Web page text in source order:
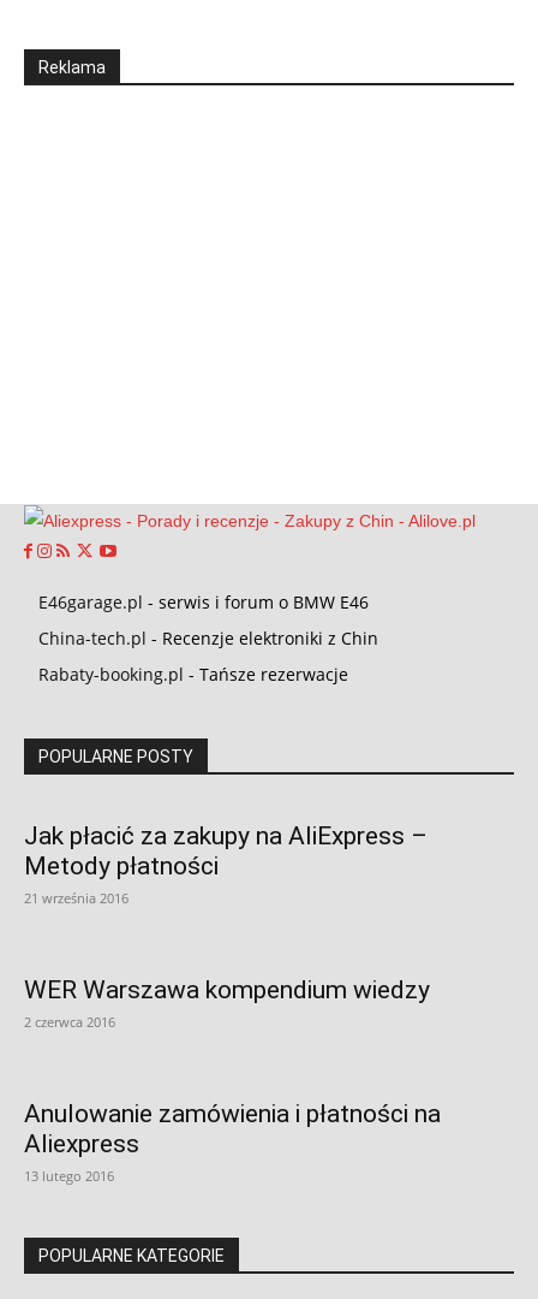
Reklama
E46garage.pl - serwis i forum o BMW E46
China-tech.pl - Recenzje elektroniki z Chin
Rabaty-booking.pl - Tańsze rezerwacje
POPULARNE POSTY
Jak płacić za zakupy na AliExpress –
Metody płatności
21 września 2016
WER Warszawa kompendium wiedzy
2 czerwca 2016
Anulowanie zamówienia i płatności na
Aliexpress
13 lutego 2016
POPULARNE KATEGORIE